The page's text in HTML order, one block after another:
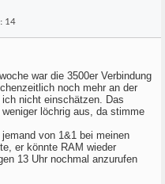
14
war die 3500er Verbindung
noch mehr an der
nicht einschätzen. Das
löchrig aus, da stimme
von 1&1 bei meinen
er könnte RAM wieder
13 Uhr nochmal anzurufen